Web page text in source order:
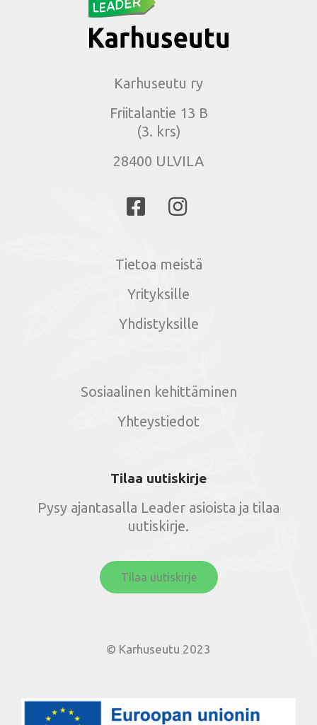
Karhuseutu ry
Friitalantie 13 B
(3. krs)
28400 ULVILA
Tietoa meistä
Yrityksille
Yhdistyksille
Sosiaalinen kehittäminen
Yhteystiedot
Tilaa uutiskirje
Pysy ajantasalla Leader asioista ja tilaa
uutiskirje.
Tilaa uutiskirje
© Karhuseutu 2023